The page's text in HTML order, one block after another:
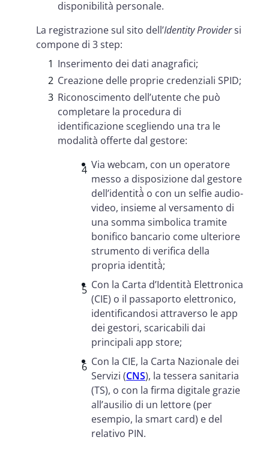
disponibilità personale.
La registrazione sul sito dell’Identity Providersi
compone di 3 step:
Inserimento dei dati anagrafici;
Creazione delle proprie credenziali SPID;
Riconoscimento dell’utente che può
completare la procedura di
identificazione scegliendo una tra le
modalità offerte dal gestore:
Via webcam, con un operatore
messo a disposizione dal gestore
dell’identità̀ o con un selfie audio-
video, insieme al versamento di
una somma simbolica tramite
bonifico bancario come ulteriore
strumento di verifica della
propria identità̀;
Con la Carta d’Identità Elettronica
(CIE) o il passaporto elettronico,
identificandosi attraverso le app
dei gestori, scaricabili dai
principali app store;
Con la CIE, la Carta Nazionale dei
Servizi (CNS), la tessera sanitaria
(TS), o con la firma digitale grazie
all’ausilio di un lettore (per
esempio, la smart card) e del
relativo PIN.